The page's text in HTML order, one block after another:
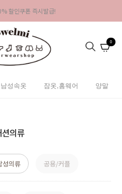
할인쿠폰 즉시발급!
0
남성속옷 잠옷,홈웨어 양말
의류
성의류 공용/커플